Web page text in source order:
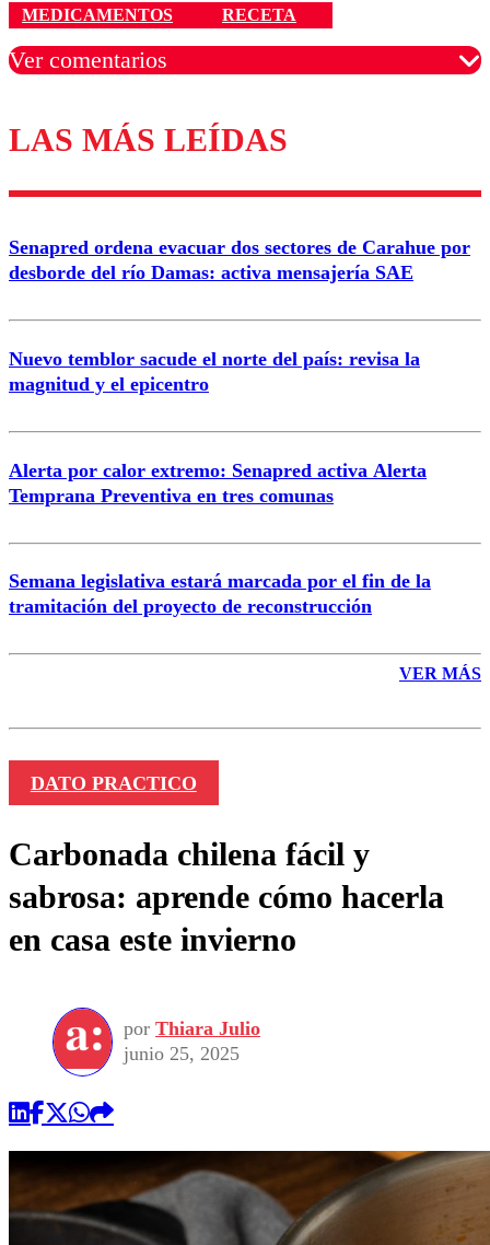
MEDICAMENTOS RECETA
Ver comentarios
Los comentarios son moderados para garantizar un
diálogo respetuoso.
Correo
LAS MÁS LEÍDAS
Senapred ordena evacuar dos sectores de Carahue por
desborde del río Damas: activa mensajería SAE
Nuevo temblor sacude el norte del país: revisa la
magnitud y el epicentro
Alerta por calor extremo: Senapred activa Alerta
Temprana Preventiva en tres comunas
Semana legislativa estará marcada por el fin de la
tramitación del proyecto de reconstrucción
VER MÁS
DATO PRACTICO
Carbonada chilena fácil y
sabrosa: aprende cómo hacerla
en casa este invierno
por Thiara Julio
junio 25, 2025